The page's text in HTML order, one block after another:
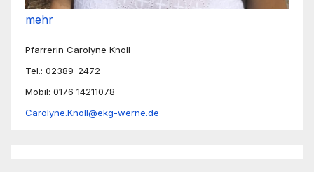
mehr
Pfarrerin Carolyne Knoll
Tel.: 02389-2472
Mobil: 0176 14211078
Carolyne.Knoll@ekg-werne.de